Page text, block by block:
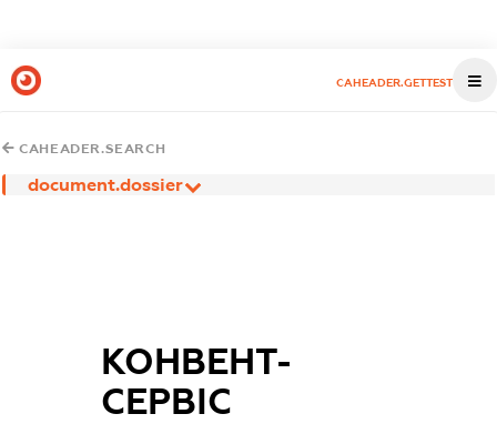
CAHEADER.GETTEST
CAHEADER.SEARCH
document.dossier
КОНВЕНТ-
СЕРВІС